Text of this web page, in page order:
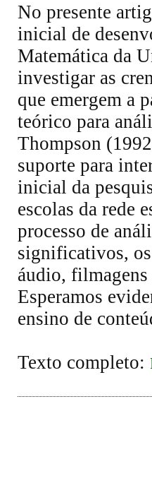
No presente
inicial de
Matemática da
investigar as
que emergem a
teórico para
Thompson
suporte para
inicial da
escolas da rede
processo de
significativos, os
áudio, filmagens
Esperamos
ensino de
Texto completo: